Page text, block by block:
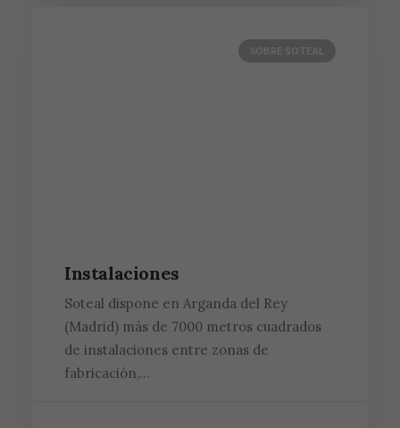
SOBRE SOTEAL
Instalaciones
Soteal dispone en Arganda del Rey
(Madrid) más de 7000 metros cuadrados
de instalaciones entre zonas de
fabricación,…